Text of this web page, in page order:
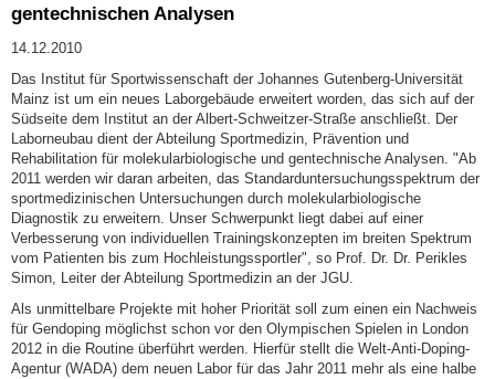
gentechnischen Analysen
14.12.2010
Das Institut für Sportwissenschaft der Johannes Gutenberg-Universität
Mainz ist um ein neues Laborgebäude erweitert worden, das sich auf der
Südseite dem Institut an der Albert-Schweitzer-Straße anschließt. Der
Laborneubau dient der Abteilung Sportmedizin, Prävention und
Rehabilitation für molekularbiologische und gentechnische Analysen. "Ab
2011 werden wir daran arbeiten, das Standarduntersuchungsspektrum der
sportmedizinischen Untersuchungen durch molekularbiologische
Diagnostik zu erweitern. Unser Schwerpunkt liegt dabei auf einer
Verbesserung von individuellen Trainingskonzepten im breiten Spektrum
vom Patienten bis zum Hochleistungssportler", so Prof. Dr. Dr. Perikles
Simon, Leiter der Abteilung Sportmedizin an der JGU.
Als unmittelbare Projekte mit hoher Priorität soll zum einen ein Nachweis
für Gendoping möglichst schon vor den Olympischen Spielen in London
2012 in die Routine überführt werden. Hierfür stellt die Welt-Anti-Doping-
Agentur (WADA) dem neuen Labor für das Jahr 2011 mehr als eine halbe